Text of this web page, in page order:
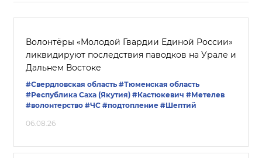
Волонтёры «Молодой Гвардии Единой России»
ликвидируют последствия паводков на Урале и
Дальнем Востоке
#Свердловская область #Тюменская область
#Республика Саха (Якутия) #Кастюкевич #Метелев
#волонтерство #ЧС #подтопление #Шептий
06.08.26